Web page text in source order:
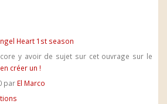
Heart 1st season
y avoir de sujet sur cet ouvrage sur le
créer un !
par El Marco